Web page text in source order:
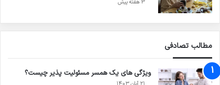
3 هفته پیش
مطالب تصادفی
ویژگی های یک همسر مسئولیت پذیر چیست؟